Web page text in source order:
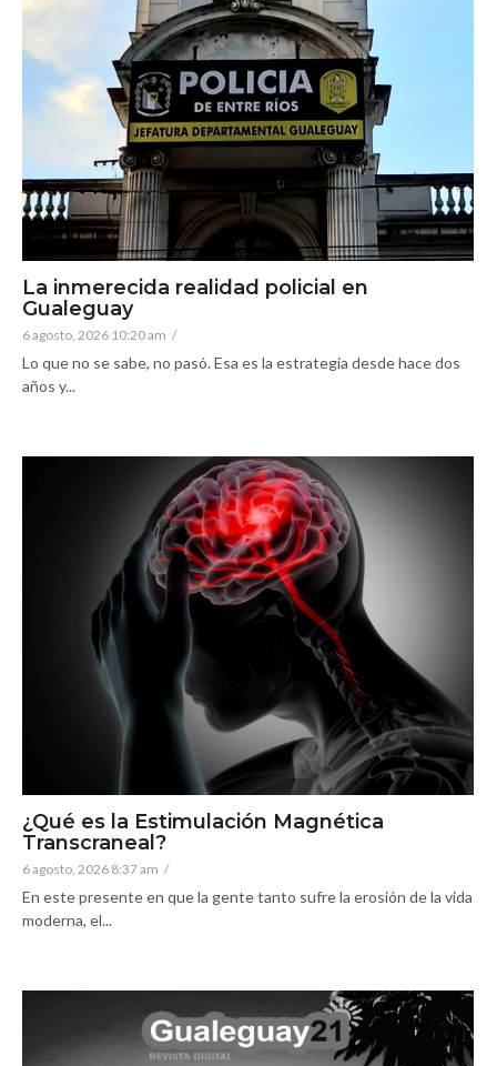
La inmerecida realidad policial en
Gualeguay
6 agosto, 2026 10:20 am /
Lo que no se sabe, no pasó. Esa es la estrategia desde hace dos
años y...
¿Qué es la Estimulación Magnética
Transcraneal?
6 agosto, 2026 8:37 am /
En este presente en que la gente tanto sufre la erosión de la vida
moderna, el...